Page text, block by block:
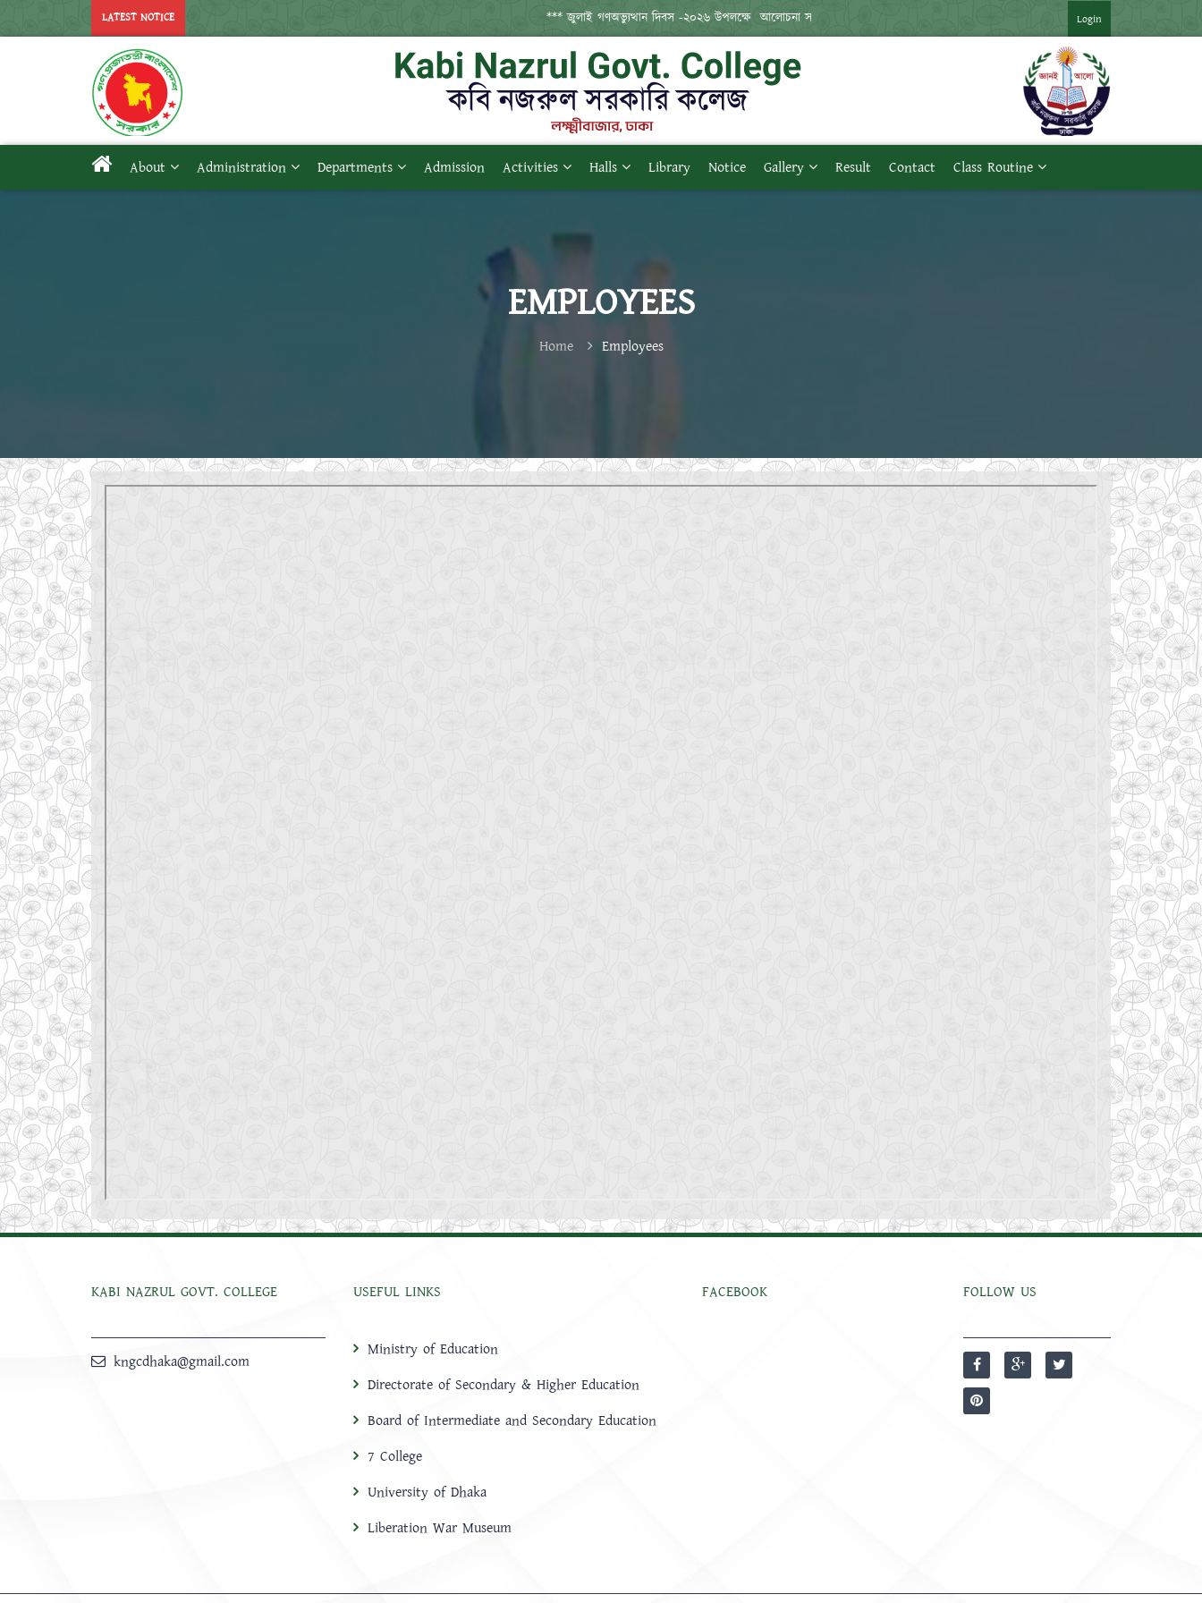
LATEST NOTICE *** জুলাই গণঅভ্যুত্থান দিবস -২০২৬ উপলক্ষে  আলোচনা সভা আয়োজন করা হয়েছে *** *** জুলাই গণঅভ্যুত্থান দিবস -২০২৬ উপলক্ষে
Login
About Administration Departments Admission Activities Halls Library Notice Gallery Result Contact Class Routine
EMPLOYEES
Home Employees
KABI NAZRUL GOVT. COLLEGE
kngcdhaka@gmail.com
USEFUL LINKS
Ministry of Education
Directorate of Secondary & Higher Education
Board of Intermediate and Secondary Education
7 College
University of Dhaka
Liberation War Museum
FACEBOOK FOLLOW US